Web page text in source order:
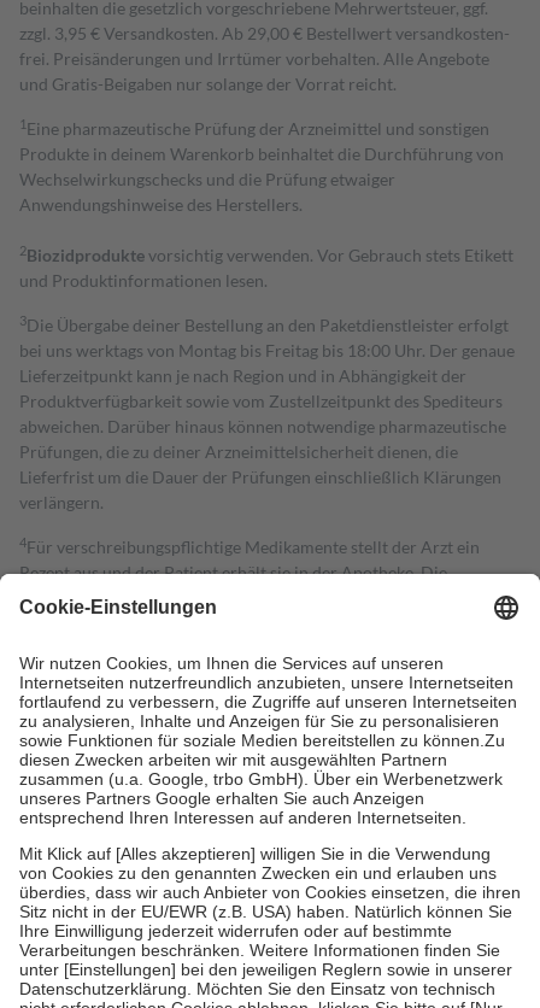
beinhalten die gesetzlich vorgeschriebene Mehrwertsteuer, ggf.
zzgl. 3,95 € Versandkosten. Ab 29,00 € Bestell­wert versand­kosten­
frei. Preisänderungen und Irrtümer vorbehalten. Alle Angebote
und Gratis-Beigaben nur solange der Vorrat reicht.
1 Eine pharmazeutische Prüfung der Arzneimittel und sonstigen
Produkte in deinem Warenkorb beinhaltet die Durchführung von
Wechselwirkungschecks und die Prüfung etwaiger
Anwendungshinweise des Herstellers.
2Biozidproduktevorsichtig verwenden. Vor Gebrauch stets Etikett
und Produktinformationen lesen.
3Die Übergabe deiner Bestellung an den Paketdienstleister erfolgt
bei uns werktags von Montag bis Freitag bis 18:00 Uhr. Der genaue
Lieferzeitpunkt kann je nach Region und in Abhängigkeit der
Produktverfügbarkeit sowie vom Zustellzeitpunkt des Spediteurs
abweichen. Darüber hinaus können notwendige pharmazeutische
Prüfungen, die zu deiner Arzneimittelsicherheit dienen, die
Lieferfrist um die Dauer der Prüfungen einschließlich Klärungen
verlängern.
4Für verschreibungspflichtige Medikamente stellt der Arzt ein
Rezept aus und der Patient erhält sie in der Apotheke. Die
gesetzliche Krankenversicherung übernimmt in der Regel die
Kosten dafür, der Versicherte trägt einen Teil davon als Zuzahlung
Grundsätzlich leisten Mitglieder Zuzahlungen in Höhe von zehn
Prozent des Abgabepreises,mindestens jedochfünf Euround
höchstens zehn Euro.Es sind jedoch nie mehr als die tatsächlichen
Kosten der Leistung zu entrichten.
Diese Regeln gelten grundsätzlich auch für Online-Apotheken.
Bei Heilmitteln und häuslicher Krankenpflege beträgt die
Zuzahlung zehn Prozent der Kosten sowie zehn Euro je
Verordnung.
Um das Engagement der Versicherten für ihre eigene Gesundheit zu
stärken und die besondere Stellung der Familie zu unterstützen,
fallenkeine Zuzahlungenan bei:
• Kindern und Jugendlichen bis zum vollendeten 18. Lebensjahr
mit Ausnahme der Fahrkosten
• Untersuchungen zur Vorsorge und Früherkennung, die von der